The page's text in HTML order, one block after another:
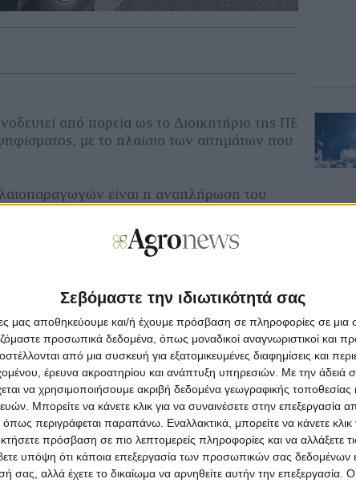
Σεβόμαστε την ιδιωτικότητά σας
μας αποθηκεύουμε και/ή έχουμε πρόσβαση σε πληροφορίες σε
προσωπικά δεδομένα, όπως μοναδικοί αναγνωριστικοί και
από μια συσκευή για εξατομικευμένες διαφημίσεις και
έρευνα ακροατηρίου και ανάπτυξη υπηρεσιών. Με την άδειά
να χρησιμοποιήσουμε ακριβή δεδομένα γεωγραφικής τοποθεσίας
Μπορείτε να κάνετε κλικ για να συναινέσετε στην επεξεργασία
περιγράφεται παραπάνω. Εναλλακτικά, μπορείτε να κάνετε κλικ
πρόσβαση σε πιο λεπτομερείς πληροφορίες και να αλλάξετε
υπόψη ότι κάποια επεξεργασία των προσωπικών σας δεδομένων
σας, αλλά έχετε το δικαίωμα να αρνηθείτε αυτήν την επεξεργασία.
από πορεία ως το Διοικητήριο της ΠΕ
με το πλαίσιο των αιτημάτων που
είναι η αναπλήρωση του
η στρεμματική στήριξη 200 ευρώ ανά
λόγω της ακαρπίας της ελιάς.
κυβέρνηση μέτρα μείωσης του κόστους
οι καταναλωτές να αγοράζουν τα
συγκέντρωση διαμαρτυρίας
Προσθήκη σχολίου
Πληρωμές
το